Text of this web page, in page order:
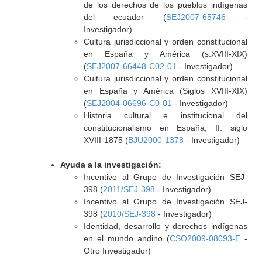
de los derechos de los pueblos indígenas
del ecuador (SEJ2007-65746 -
Investigador)
Cultura jurisdiccional y orden constitucional
en España y América (s.XVIII-XIX)
(SEJ2007-66448-C02-01 - Investigador)
Cultura jurisdiccional y orden constitucional
en España y América (Siglos XVIII-XIX)
(SEJ2004-06696-C0-01 - Investigador)
Historia cultural e institucional del
constitucionalismo en España, II: siglo
XVIII-1875 (BJU2000-1378 - Investigador)
Ayuda a la investigación:
Incentivo al Grupo de Investigación SEJ-
398 (2011/SEJ-398 - Investigador)
Incentivo al Grupo de Investigación SEJ-
398 (2010/SEJ-398 - Investigador)
Identidad, desarrollo y derechos indígenas
en el mundo andino (CSO2009-08093-E-
Otro Investigador)